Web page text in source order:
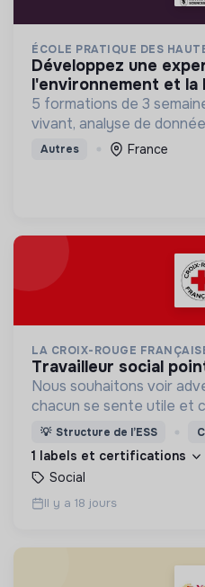
ÉCOLE PRATIQUE DES
développez une expertise sur
l'environnement et
5 formations de 3
vivant, analyse de
et génétique du paysage.
Autres France
LA CROIX-ROUGE
travailleur social
Nous souhaitons voir
chacun se sente utile et
nous proposons des
d’engagement innovants
💡 Structure de l’ESS
1 labels et certifications
Social
Il y a 18 jours